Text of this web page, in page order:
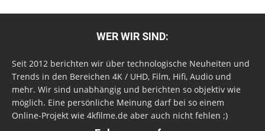
WER WIR SIND:
Seit 2012 berichten wir über technologische Neuheiten und
Trends in den Bereichen 4K / UHD, Film, Hifi, Audio und
mehr. Wir sind unabhängig und berichten so objektiv wie
möglich. Eine persönliche Meinung darf bei so einem
Online-Projekt wie 4kfilme.de aber auch nicht fehlen ;)